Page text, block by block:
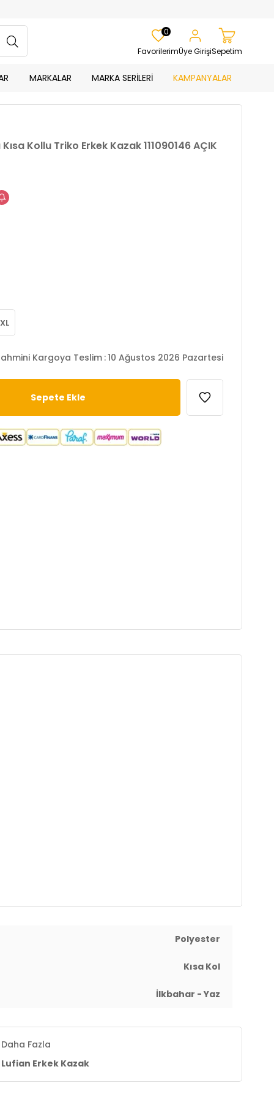
Favorilerim
0
Üye GirişiSepetim
MARKALAR MARKA SERİLERİ KAMPANYALAR
Kollu Triko Erkek Kazak 111090146 AÇIK
Kargoya Teslim :10 Ağustos 2026 Pazartesi
Polyester
Kısa Kol
İlkbahar - Yaz
Daha Fazla
Lufian Erkek Kazak